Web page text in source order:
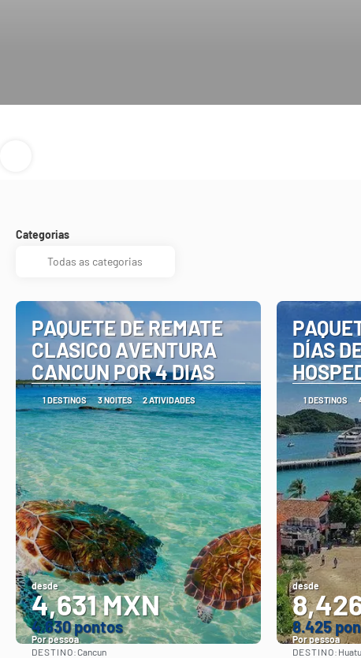
Categorias
PAQUETE DE REMATE
CLASICO AVENTURA
CANCUN POR 4 DIAS
1 DESTINOS 3 NOITES 2 ATIVIDADES
desde
4,631 MXN
4.630 pontos
Por pessoa
DESTINO:Cancun
DÍAS
1 DESTINOS
desde
8.425
Por pessoa
DESTINO: